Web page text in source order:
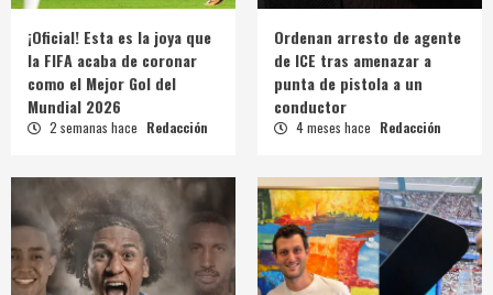
¡Oficial! Esta es la joya que
la FIFA acaba de coronar
como el Mejor Gol del
Mundial 2026
2 semanas hace Redacción
Ordenan arresto de agente
de ICE tras amenazar a
punta de pistola a un
conductor
4 meses hace Redacción